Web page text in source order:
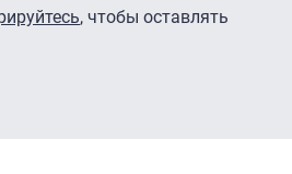
, чтобы оставлять